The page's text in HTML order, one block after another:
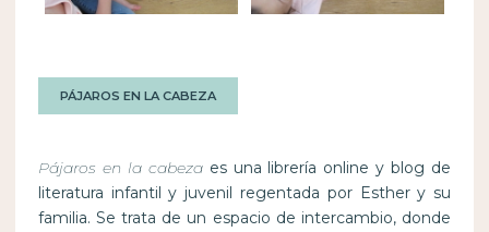
PÁJAROS EN LA CABEZA
Pájaros en la cabezaes una librería online y blog de
literatura infantil y juvenil regentada por Esther y su
familia. Se trata de un espacio de intercambio, donde